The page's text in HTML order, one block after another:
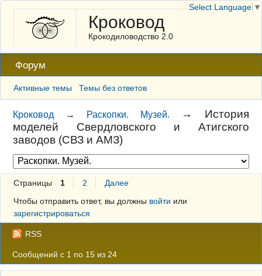
Кроковод
Крокодиловодство 2.0
Форум
Активные темы Темы без ответов
Кроковод → Раскопки. Музей. → История
моделей Свердловского и Атигского
заводов (СВЗ и АМЗ)
Страницы 1 2
Далее
Чтобы отправить ответ, вы должны войти или
зарегистрироваться
RSS
Сообщений с 1 по 15 из 24
Select Language ▼